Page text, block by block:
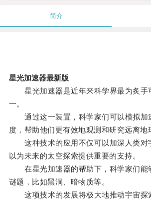
简介
星光加速器最新版
星光加速器是近年来科学界最为炙手
一。
通过这一装置，科学家们可以模拟加
度，帮助他们更有效地观测和研究远离地
这种技术的应用不仅可以加深人类对
以为未来的太空探索提供重要的支持。
在星光加速器的帮助下，科学家们能
谜题，比如黑洞、暗物质等。
这项技术的发展将极大地推动宇宙探